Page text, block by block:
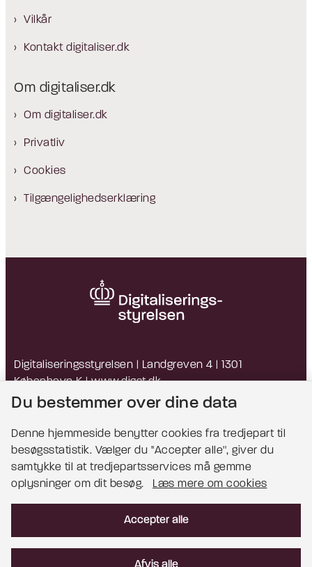
Vilkår
Kontakt digitaliser.dk
Om digitaliser.dk
Om digitaliser.dk
Privatliv
Cookies
Tilgængelighedserklæring
Digitaliseringsstyrelsen | Landgreven 4 | 1301
København K |www.digst.dk
EAN: 5798009814203 | CVR: 34051178
Bemærk!
Læs mere om cookies
Du bestemmer over dine data
Denne hjemmeside benytter cookies fra tredjepart til
besøgsstatistik. Vælger du ''Accepter alle'', giver du
samtykke til at tredjepartsservices må gemme
oplysninger om dit besøg.
Læs mere om cookies
Accepter alle